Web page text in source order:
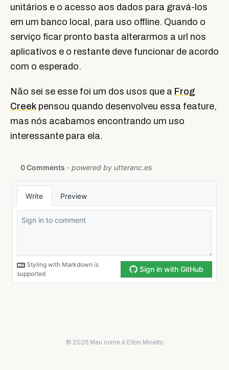
unitários e o acesso aos dados para gravá-los
em um banco local, para uso offline. Quando o
serviço ficar pronto basta alterarmos a url nos
aplicativos e o restante deve funcionar de acordo
com o esperado.
Não sei se esse foi um dos usos que a Frog
Creek pensou quando desenvolveu essa feature,
mas nós acabamos encontrando um uso
interessante para ela.
© 2026 Meu nome é Elton Minetto